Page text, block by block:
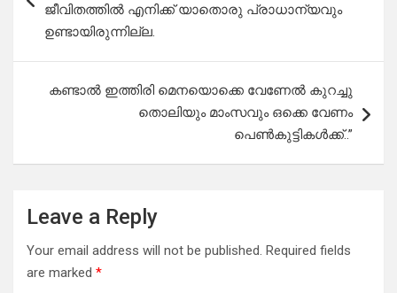
ജീവിതത്തിൽ എനിക്ക് യാതൊരു പ്രാധാന്യവും
ഉണ്ടായിരുന്നില്ല.
കണ്ടാൽ ഇത്തിരി മെനയൊക്കെ വേണേൽ കുറച്ചു
തൊലിയും മാംസവും ഒക്കെ വേണം
പെൺകുട്ടികൾക്ക്..”
Leave a Reply
Your email address will not be published. Required fields
are marked *